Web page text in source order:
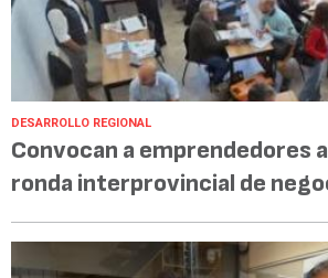
DESARROLLO REGIONAL
Convocan a emprendedores
ronda interprovincial de